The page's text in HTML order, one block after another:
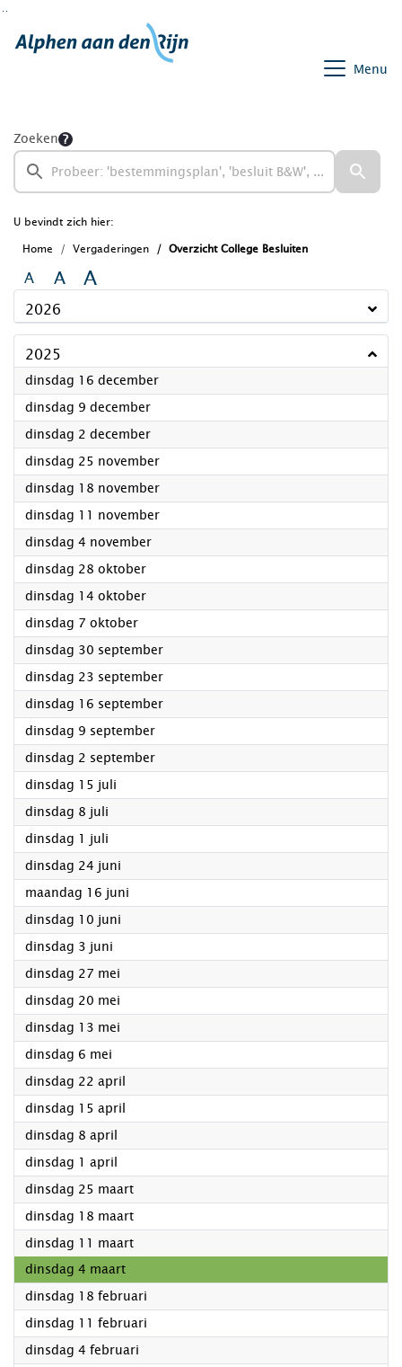
Ga naar de inhoud van deze pagina
Menu
Zoeken
U bevindt zich hier:
Home
Vergaderingen Overzicht College Besluiten
A A A
2026
2025
dinsdag 16 december2025
dinsdag 9 december2025
dinsdag 2 december2025
dinsdag 25 november2025
dinsdag 18 november2025
dinsdag 11 november2025
dinsdag 4 november2025
dinsdag 28 oktober2025
dinsdag 14 oktober2025
dinsdag 7 oktober2025
dinsdag 30 september2025
dinsdag 23 september2025
dinsdag 16 september2025
dinsdag 9 september2025
dinsdag 2 september2025
dinsdag 15 juli
dinsdag 8 juli
dinsdag 1 juli
dinsdag 24 juni
maandag 16 juni
dinsdag 10 juni
dinsdag 3 juni
dinsdag 27 mei
dinsdag 20 mei
dinsdag 13 mei
dinsdag 6 mei
dinsdag 22 april
dinsdag 15 april
dinsdag 8 april
dinsdag 1 april
dinsdag 25 maart2025
dinsdag 18 maart2025
dinsdag 11 maart2025
dinsdag 4 maart2025
dinsdag 18 februari
dinsdag 11 februari
dinsdag 4 februari